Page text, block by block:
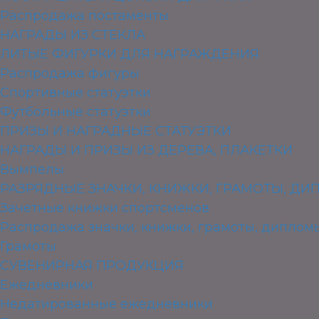
Распродажа постаменты
НАГРАДЫ ИЗ СТЕКЛА
ЛИТЫЕ ФИГУРКИ ДЛЯ НАГРАЖДЕНИЯ
Распродажа фигуры
Спортивные статуэтки
Футбольные статуэтки
ПРИЗЫ И НАГРАДНЫЕ СТАТУЭТКИ
НАГРАДЫ И ПРИЗЫ ИЗ ДЕРЕВА, ПЛАКЕТКИ
Вымпелы
РАЗРЯДНЫЕ ЗНАЧКИ, КНИЖКИ, ГРАМОТЫ,
Зачетные книжки спортсменов
Распродажа значки, книжки, грамоты,
Грамоты
СУВЕНИРНАЯ ПРОДУКЦИЯ
Ежедневники
Недатированные ежедневники